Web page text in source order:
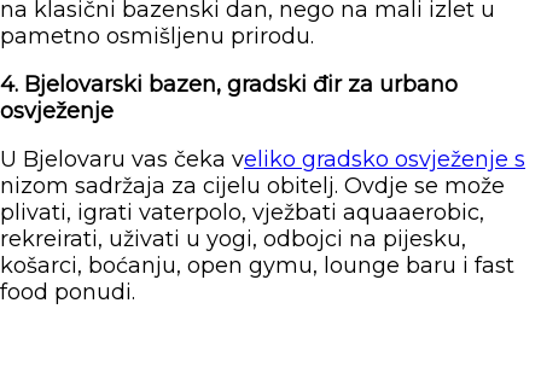
na klasični bazenski dan, nego na mali izlet u
pametno osmišljenu prirodu.
4. Bjelovarski bazen, gradski đir za urbano
osvježenje
U Bjelovaru vas čeka veliko gradsko osvježenje s
nizom sadržaja za cijelu obitelj. Ovdje se može
plivati, igrati vaterpolo, vježbati aquaaerobic,
rekreirati, uživati u yogi, odbojci na pijesku,
košarci, boćanju, open gymu, lounge baru i fast
food ponudi.